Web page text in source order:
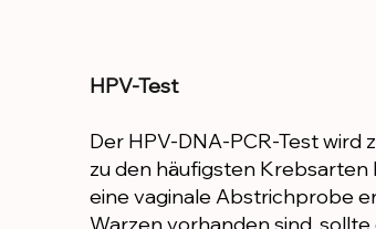
HPV-Test
Der HPV-DNA-PCR-Test
zu den häufigsten Krebsarten
eine vaginale Abstrichprobe
Warzen vorhanden sind,